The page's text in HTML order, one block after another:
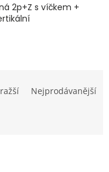
2p+Z s víčkem +
Nejprodávanější